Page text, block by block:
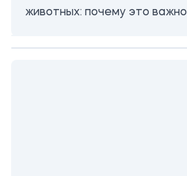
животных: почему это важно